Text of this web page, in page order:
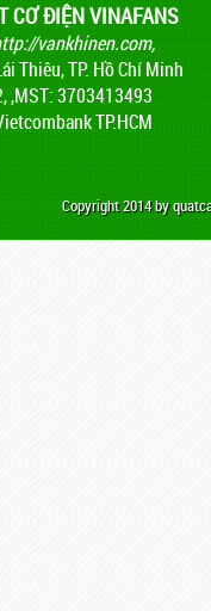
CƠ ĐIỆN VINAFANS
vankhinen.com,
Thiêu, TP. Hồ Chí Minh
,MST: 3703413493
TP.HCM
Copyright 2014 by